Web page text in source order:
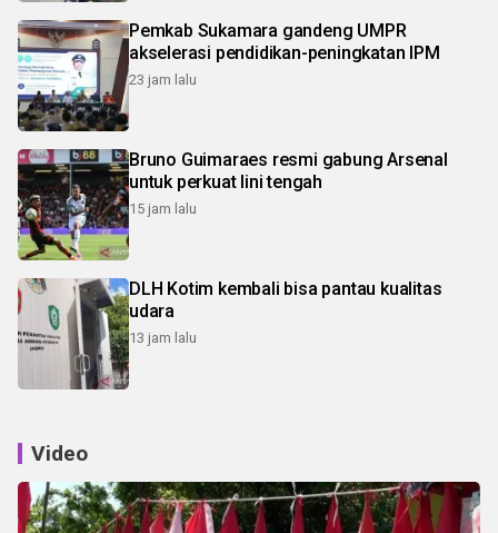
Pemkab Sukamara gandeng UMPR
akselerasi pendidikan-peningkatan IPM
23 jam lalu
Bruno Guimaraes resmi gabung Arsenal
untuk perkuat lini tengah
15 jam lalu
DLH Kotim kembali bisa pantau kualitas
udara
13 jam lalu
Video